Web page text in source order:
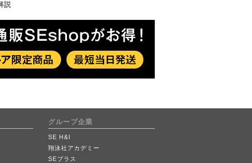
説
グループ企業
SE H&I
翔泳社アカデミー
SEプラス